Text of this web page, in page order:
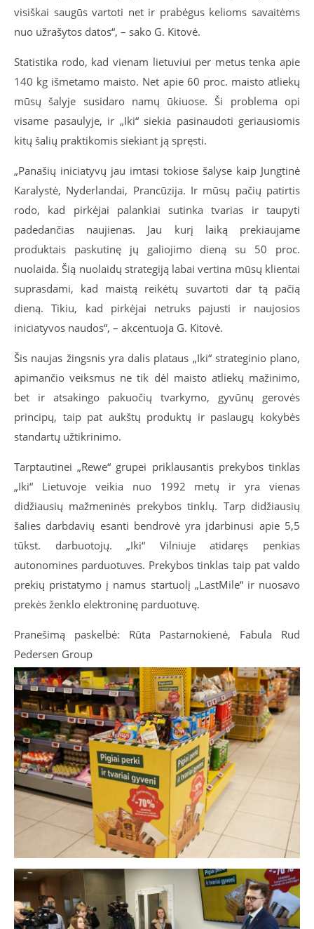
visiškai saugūs vartoti net ir prabėgus kelioms savaitėms
nuo užrašytos datos“, – sako G. Kitovė.
Statistika rodo, kad vienam lietuviui per metus tenka apie
140 kg išmetamo maisto. Net apie 60 proc. maisto atliekų
mūsų šalyje susidaro namų ūkiuose. Ši problema opi
visame pasaulyje, ir „Iki“ siekia pasinaudoti geriausiomis
kitų šalių praktikomis siekiant ją spręsti.
„Panašių iniciatyvų jau imtasi tokiose šalyse kaip Jungtinė
Karalystė, Nyderlandai, Prancūzija. Ir mūsų pačių patirtis
rodo, kad pirkėjai palankiai sutinka tvarias ir taupyti
padedančias naujienas. Jau kurį laiką prekiaujame
produktais paskutinę jų galiojimo dieną su 50 proc.
nuolaida. Šią nuolaidų strategiją labai vertina mūsų klientai
suprasdami, kad maistą reikėtų suvartoti dar tą pačią
dieną. Tikiu, kad pirkėjai netruks pajusti ir naujosios
iniciatyvos naudos“, – akcentuoja G. Kitovė.
Šis naujas žingsnis yra dalis plataus „Iki“ strateginio plano,
apimančio veiksmus ne tik dėl maisto atliekų mažinimo,
bet ir atsakingo pakuočių tvarkymo, gyvūnų gerovės
principų, taip pat aukštų produktų ir paslaugų kokybės
standartų užtikrinimo.
Tarptautinei „Rewe“ grupei priklausantis prekybos tinklas
„Iki“ Lietuvoje veikia nuo 1992 metų ir yra vienas
didžiausių mažmeninės prekybos tinklų. Tarp didžiausių
šalies darbdavių esanti bendrovė yra įdarbinusi apie 5,5
tūkst. darbuotojų. „Iki“ Vilniuje atidaręs penkias
autonomines parduotuves. Prekybos tinklas taip pat valdo
prekių pristatymo į namus startuolį „LastMile“ ir nuosavo
prekės ženklo elektroninę parduotuvę.
Pranešimą paskelbė: Rūta Pastarnokienė, Fabula Rud
Pedersen Group